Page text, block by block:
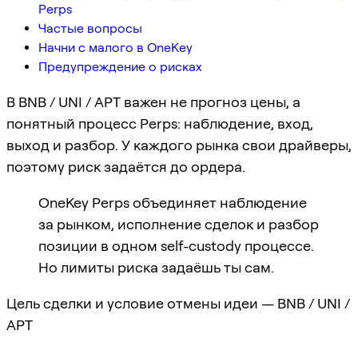
Perps
Частые вопросы
Начни с малого в OneKey
Предупреждение о рисках
В BNB / UNI / APT важен не прогноз цены, а
понятный процесс Perps: наблюдение, вход,
выход и разбор. У каждого рынка свои драйверы,
поэтому риск задаётся до ордера.
OneKey Perps объединяет наблюдение
за рынком, исполнение сделок и разбор
позиции в одном self-custody процессе.
Но лимиты риска задаёшь ты сам.
Цель сделки и условие отмены идеи — BNB / UNI /
APT